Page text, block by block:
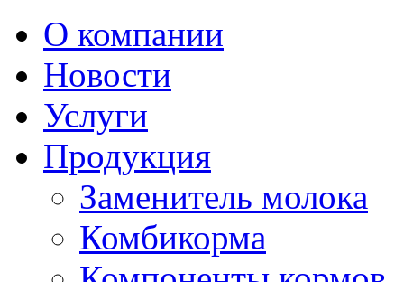
О компании
Новости
Услуги
Продукция
Заменитель молока
Комбикорма